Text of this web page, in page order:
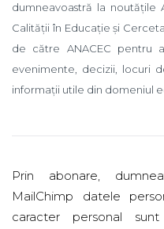
dumneavoastră la noutățile
Calității în Educație și
de către ANACEC pentru
evenimente, decizii, locuri
informații utile din domeniul
Prin abonare,
MailChimp datele
caracter personal